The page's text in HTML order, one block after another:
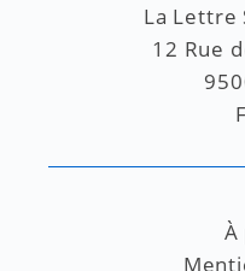
La Lettre
12 Rue
À